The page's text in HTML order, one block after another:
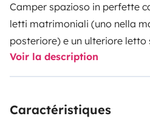
Camper spazioso in perfette
letti matrimoniali (uno nella
posteriore) e un ulteriore
che all'occorrenza può essere
persone.Bagno con doccia
doccetta esterna.Gavone
Voir la description
Caractéristiques